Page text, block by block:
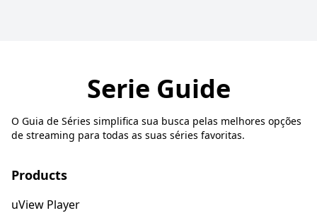
Serie Guide
O Guia de Séries simplifica sua busca pelas melhores opções
de streaming para todas as suas séries favoritas.
Products
uView Player